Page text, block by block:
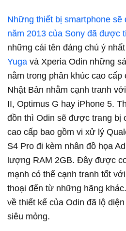
Những thiết bị smartphone
năm 2013 của Sony đã được
những cái tên đáng chú ý
Yuga và Xperia Odin những
nằm trong phân khúc cao cấp
Nhật Bản nhằm cạnh tranh
II, Optimus G hay iPhone 5.
đồn thì Odin sẽ được trang bị
cao cấp bao gồm vi xử lý
S4 Pro đi kèm nhân đồ họa
lượng RAM 2GB. Đây được
mạnh có thể cạnh tranh tốt
thoại đến từ những hãng
về thiết kế của Odin đã lộ
siêu mỏng.